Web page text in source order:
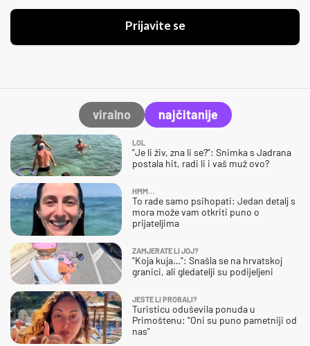
Prijavite se
viralno najčitanije
LOL
"Je li živ, zna li se?": Snimka s Jadrana
postala hit, radi li i vaš muž ovo?
HMM…
To rade samo psihopati: Jedan detalj s
mora može vam otkriti puno o
prijateljima
ZAMJERATE LI JOJ?
"Koja kuja…": Snašla se na hrvatskoj
granici, ali gledatelji su podijeljeni
JESTE LI PROBALI?
Turisticu oduševila ponuda u
Primoštenu: "Oni su puno pametniji od
nas"